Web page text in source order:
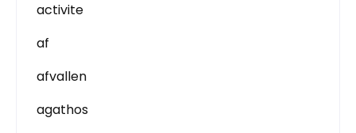
activite
af
afvallen
agathos